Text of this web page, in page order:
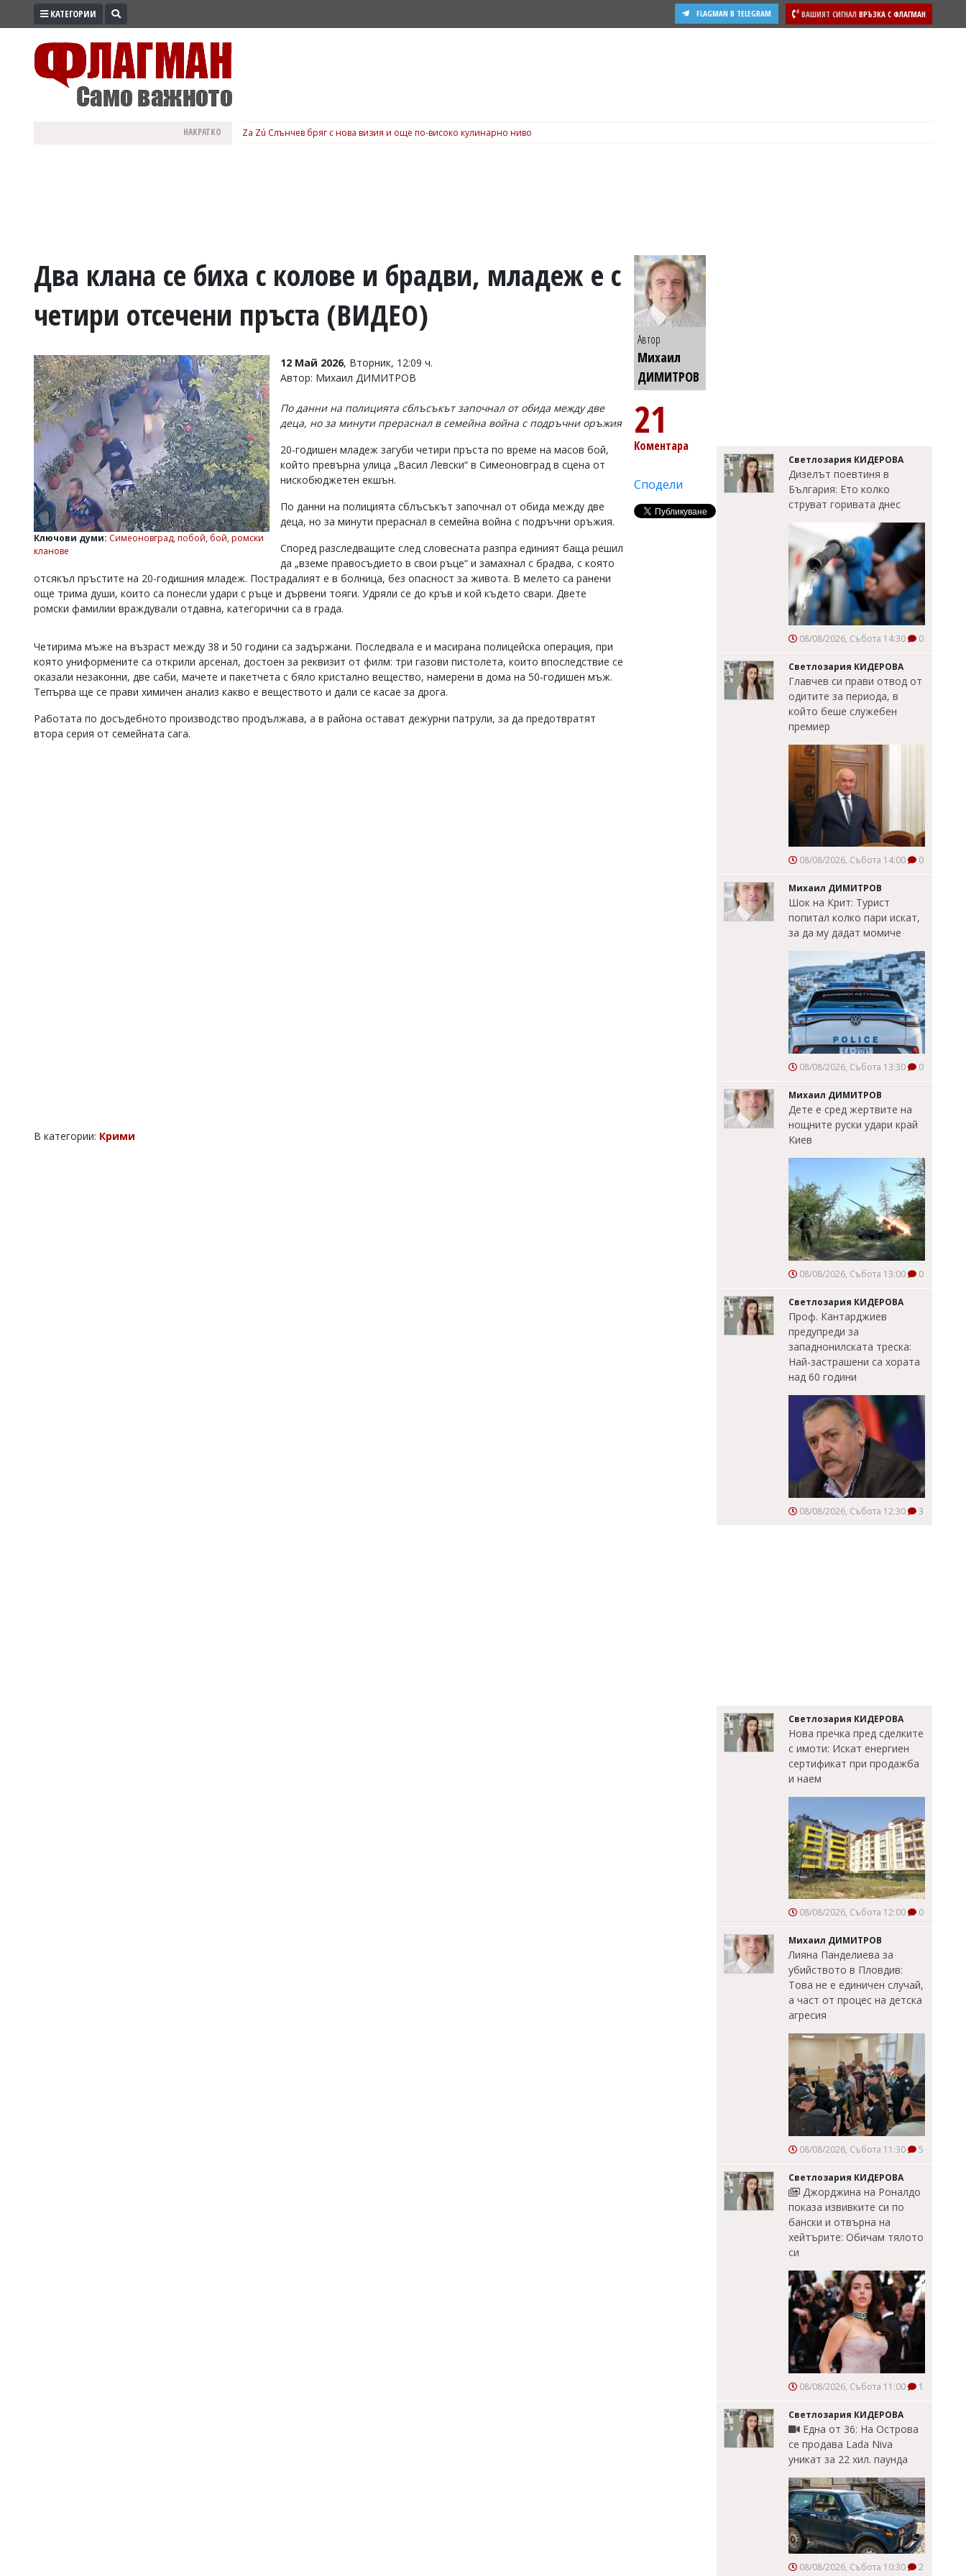
ПРОМО
ВОЙНАТА
УКРАЙНА
РАЗСЛЕДВАНЕ
БИЗНЕС
Управители:
Веселин
Василев,
v.vasilev@flagman.bg
Касабова,
k.kassabova@flagman.bg
редактор:
Колев,
Коментарите
читателите
КАТЕГОРИИ ВАШИЯТ СИГНАЛ ВРЪЗКА С ФЛАГМАН
FLAGMAN В TELEGRAM
НАКРАТКО Za Zú Слънчев бряг с нова визия и още по-високо кулинарно ниво
Два клана се биха с колове и брадви, младеж е с
четири отсечени пръста (ВИДЕО)
Ключови думи: Симеоновград, побой, бой, ромски
кланове
12 Май 2026, Вторник, 12:09 ч.
Автор: Михаил ДИМИТРОВ
По данни на полицията сблъсъкът започнал от обида между две
деца, но за минути прераснал в семейна война с подръчни оръжия
20-годишен младеж загуби четири пръста по време на масов бой,
който превърна улица „Васил Левски“ в Симеоновград в сцена от
нискобюджетен екшън.
По данни на полицията сблъсъкът започнал от обида между две
деца, но за минути прераснал в семейна война с подръчни оръжия.
Според разследващите след словесната разпра единият баща решил
да „вземе правосъдието в свои ръце“ и замахнал с брадва, с която
отсякъл пръстите на 20-годишния младеж. Пострадалият е в болница, без опасност за живота. В мелето са ранени
още трима души, които са понесли удари с ръце и дървени тояги. Удряли се до кръв и кой където свари. Двете
ромски фамилии враждували отдавна, категорични са в града.
Четирима мъже на възраст между 38 и 50 години са задържани. Последвала е и масирана полицейска операция, при
която униформените са открили арсенал, достоен за реквизит от филм: три газови пистолета, които впоследствие се
оказали незаконни, две саби, мачете и пакетчета с бяло кристално вещество, намерени в дома на 50-годишен мъж.
Тепърва ще се прави химичен анализ какво е веществото и дали се касае за дрога.
Работата по досъдебното производство продължава, а в района остават дежурни патрули, за да предотвратят
втора серия от семейната сага.
В категории: Крими
Автор
Михаил
ДИМИТРОВ
21
Коментара
Сподели
Светлозария КИДЕРОВА
Дизелът поевтиня в
България: Ето колко
струват горивата днес
08/08/2026, Събота 14:30 0
Светлозария КИДЕРОВА
Главчев си прави отвод от
одитите за периода, в
който беше служебен
премиер
08/08/2026, Събота 14:00 0
Михаил ДИМИТРОВ
Шок на Крит: Турист
попитал колко пари искат,
за да му дадат момиче
08/08/2026, Събота 13:30 0
Михаил ДИМИТРОВ
Дете е сред жертвите на
нощните руски удари край
Киев
08/08/2026, Събота 13:00 0
Светлозария КИДЕРОВА
Проф. Кантарджиев
предупреди за
западнонилската треска:
Най-застрашени са хората
над 60 години
08/08/2026, Събота 12:30 3
Светлозария КИДЕРОВА
Нова пречка пред сделките
с имоти: Искат енергиен
сертификат при продажба
и наем
08/08/2026, Събота 12:00 0
Михаил ДИМИТРОВ
Лияна Панделиева за
убийството в Пловдив:
Това не е единичен случай,
а част от процес на детска
агресия
08/08/2026, Събота 11:30 5
Светлозария КИДЕРОВА
Джорджина на Роналдо
показа извивките си по
бански и отвърна на
хейтърите: Обичам тялото
си
08/08/2026, Събота 11:00 1
Светлозария КИДЕРОВА
Една от 36: На Острова
се продава Lada Niva
уникат за 22 хил. паунда
08/08/2026, Събота 10:30 2